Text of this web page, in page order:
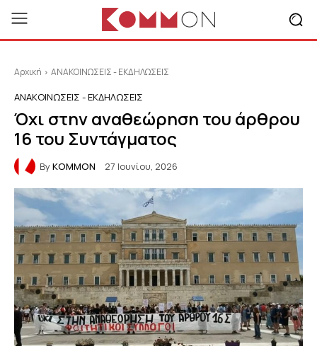
Αρχική ΑΝΑΚΟΙΝΩΣΕΙΣ - ΕΚΔΗΛΩΣΕΙΣ
ΑΝΑΚΟΙΝΩΣΕΙΣ - ΕΚΔΗΛΩΣΕΙΣ
Όχι στην αναθεώρηση του άρθρου
16 του Συντάγματος
ByKOMMON 27 Ιουνίου, 2026